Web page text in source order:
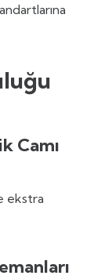
Camı
ekstra